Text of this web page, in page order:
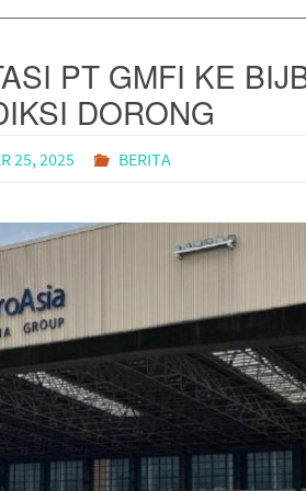
PT GMFI KE
DORONG
EKONOMI
25, 2025 BERITA